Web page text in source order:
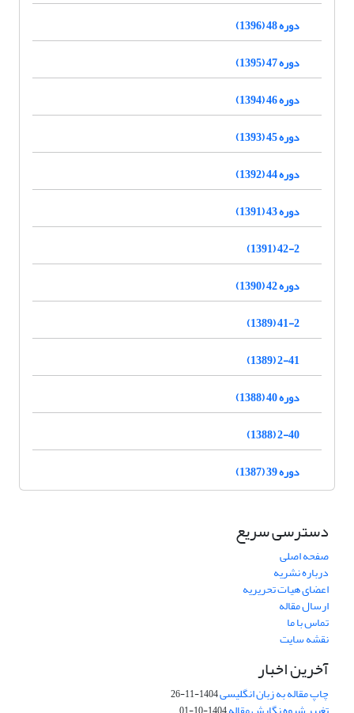
دوره 48 (1396)
دوره 47 (1395)
دوره 46 (1394)
دوره 45 (1393)
دوره 44 (1392)
دوره 43 (1391)
42-2 (1391)
دوره 42 (1390)
41-2 (1389)
2-41 (1389)
دوره 40 (1388)
2-40 (1388)
دوره 39 (1387)
دسترسی سریع
صفحه اصلی
درباره نشریه
اعضای هیات تحریریه
ارسال مقاله
تماس با ما
نقشه سایت
آخرین اخبار
چاپ مقاله به زبان انگلیسی1404-11-26